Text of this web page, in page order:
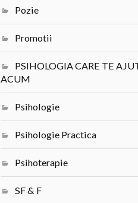
Pozie
Promotii
PSIHOLOGIA CARE TE
ACUM
Psihologie
Psihologie Practica
Psihoterapie
SF & F